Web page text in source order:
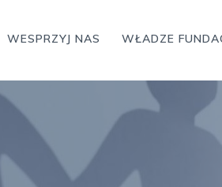
WESPRZYJ NAS WŁADZE